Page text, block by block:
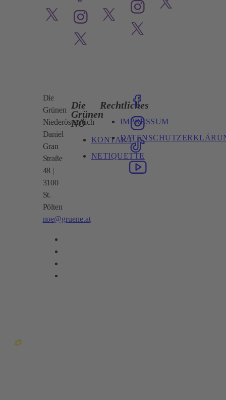
Die
Grünen
Niederösterreich
Daniel
Gran
Straße
48 |
3100
St.
Pölten
noe@gruene.at
Die
Grünen
NÖ
KONTAKT
NETIQUETTE
Rechtliches
IMPRESSUM